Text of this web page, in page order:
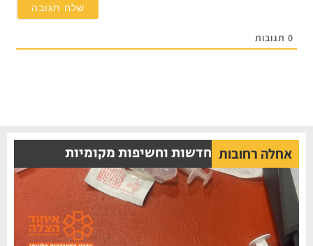
0תגובות
אחלה רחובות חדשות וחשיפות מקומיות